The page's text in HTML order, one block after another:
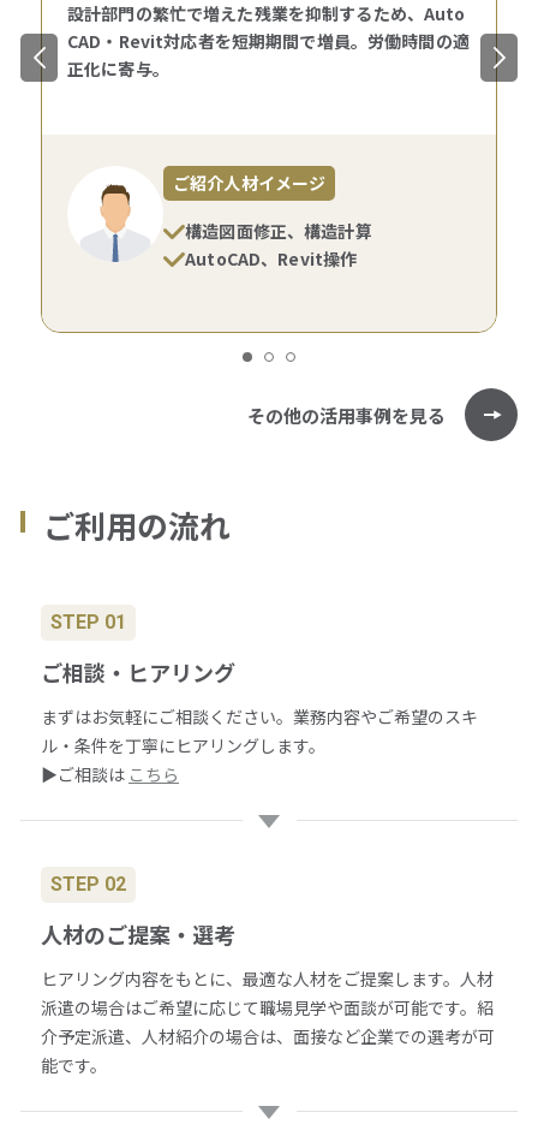
設計部門の繁忙で増えた残業を抑制するため、Auto
CAD・Revit対応者を短期期間で増員。労働時間の適
正化に寄与。
ご紹介人材イメージ
構造図面修正、構造計算
AutoCAD、Revit操作
その他の活用事例を見る
ご利用の流れ
STEP 01
ご相談・ヒアリング
まずはお気軽にご相談ください。業務内容やご希望のスキ
ル・条件を丁寧にヒアリングします。
▶ご相談は こちら
STEP 02
人材のご提案・選考
ヒアリング内容をもとに、最適な人材をご提案します。人材
派遣の場合はご希望に応じて職場見学や面談が可能です。紹
介予定派遣、人材紹介の場合は、面接など企業での選考が可
能です。